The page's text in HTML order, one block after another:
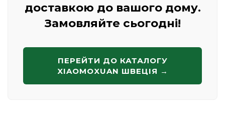
доставкою до вашого дому.
Замовляйте сьогодні!
ПЕРЕЙТИ ДО КАТАЛОГУ
XIAOMOXUAN ШВЕЦІЯ →